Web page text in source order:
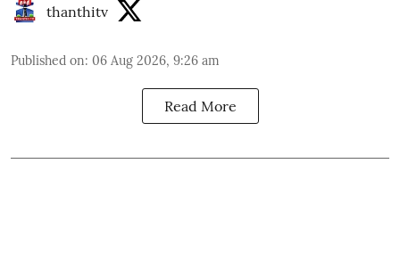
thanthitv
Published on: 06 Aug 2026, 9:26 am
Read More